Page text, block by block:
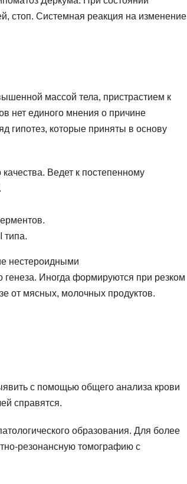
стоп. Системная реакция на изменение
массой тела, пристрастием к
нет единого мнения о причине
гипотез, которые приняты в основу
Ведет к постепенному
типа.
нестероидными
генеза. Иногда формируются при резком
от мясных, молочных продуктов.
с помощью общего анализа крови
справятся.
образования. Для более
резонансную томографию с